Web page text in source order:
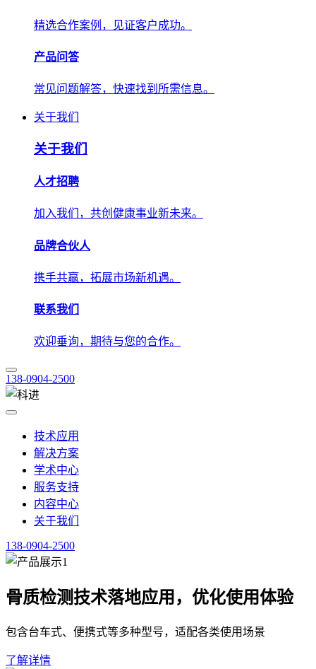
精选合作案例，见证客户成功。
产品问答
常见问题解答，快速找到所需信息。
关于我们
关于我们
人才招聘
加入我们，共创健康事业新未来。
品牌合伙人
携手共赢，拓展市场新机遇。
联系我们
欢迎垂询，期待与您的合作。
138-0904-2500
技术应用
解决方案
学术中心
服务支持
内容中心
关于我们
138-0904-2500
骨质检测技术落地应用，优化使用体验
包含台车式、便携式等多种型号，适配各类使用场景
了解详情